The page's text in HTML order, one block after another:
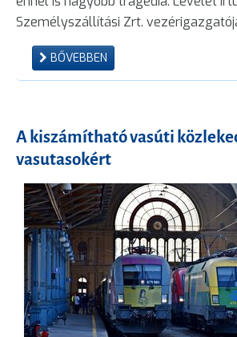
Személyszállítási Zrt.
BŐVEBBEN
A kiszámítható vasúti
vasutasokért